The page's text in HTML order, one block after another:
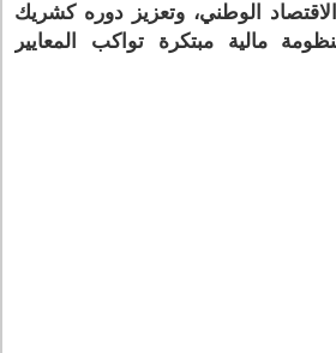
الوطني، وتعزيز دوره كشريك
مالية مبتكرة تواكب المعايير